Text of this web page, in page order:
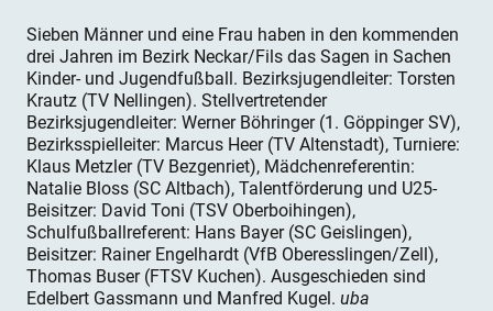
Sieben Männer und eine Frau haben in den kommenden
drei Jahren im Bezirk Neckar/Fils das Sagen in Sachen
Kinder- und Jugendfußball. Bezirksjugendleiter: Torsten
Krautz (TV Nellingen). Stellvertretender
Bezirksjugendleiter: Werner Böhringer (1. Göppinger SV),
Bezirksspielleiter: Marcus Heer (TV Altenstadt), Turniere:
Klaus Metzler (TV Bezgenriet), Mädchenreferentin:
Natalie Bloss (SC Altbach), Talentförderung und U25-
Beisitzer: David Toni (TSV Oberboihingen),
Schulfußballreferent: Hans Bayer (SC Geislingen),
Beisitzer: Rainer Engelhardt (VfB Oberesslingen/Zell),
Thomas Buser (FTSV Kuchen). Ausgeschieden sind
Edelbert Gassmann und Manfred Kugel. uba